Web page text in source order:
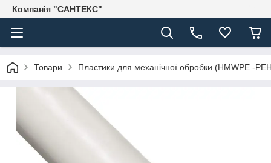
Компанія "САНТЕКС"
Товари Пластики для механічної обробки (HMWPE -